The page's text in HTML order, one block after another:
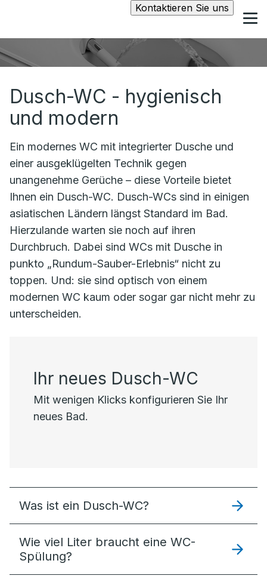
Kontaktieren Sie uns
Dusch-WC - hygienisch
und modern
Ein modernes WC mit integrierter Dusche und
einer ausgeklügelten Technik gegen
unangenehme Gerüche – diese Vorteile bietet
Ihnen ein Dusch-WC. Dusch-WCs sind in einigen
asiatischen Ländern längst Standard im Bad.
Hierzulande warten sie noch auf ihren
Durchbruch. Dabei sind WCs mit Dusche in
punkto „Rundum-Sauber-Erlebnis“ nicht zu
toppen. Und: sie sind optisch von einem
modernen WC kaum oder sogar gar nicht mehr zu
unterscheiden.
Ihr neues Dusch-WC
Mit wenigen Klicks konfigurieren Sie Ihr
neues Bad.
Was ist ein Dusch-WC?
Wie viel Liter braucht eine WC-
Spülung?